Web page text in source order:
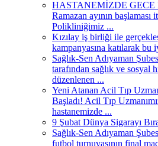
HASTANEMİZDE
Ramazan ayının
Polikliniğimiz ...
Kızılay iş birliği ile
kampanyasına katılarak
Sağlık-Sen Adıyaman
tarafından sağlık ve sosyal
düzenlenen ...
Yeni Atanan Acil Tıp
Başladı! Acil Tıp
hastanemizde ...
9 Şubat Dünya Sigarayı
Sağlık-Sen Adıyaman
futbol turnuvasının final